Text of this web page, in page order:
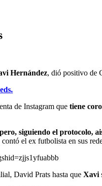
Hernández, dió positivo de
de Instagram que tiene
siguiendo el protocolo,
el ex futbolista en sus
David Prats hasta que Xavi